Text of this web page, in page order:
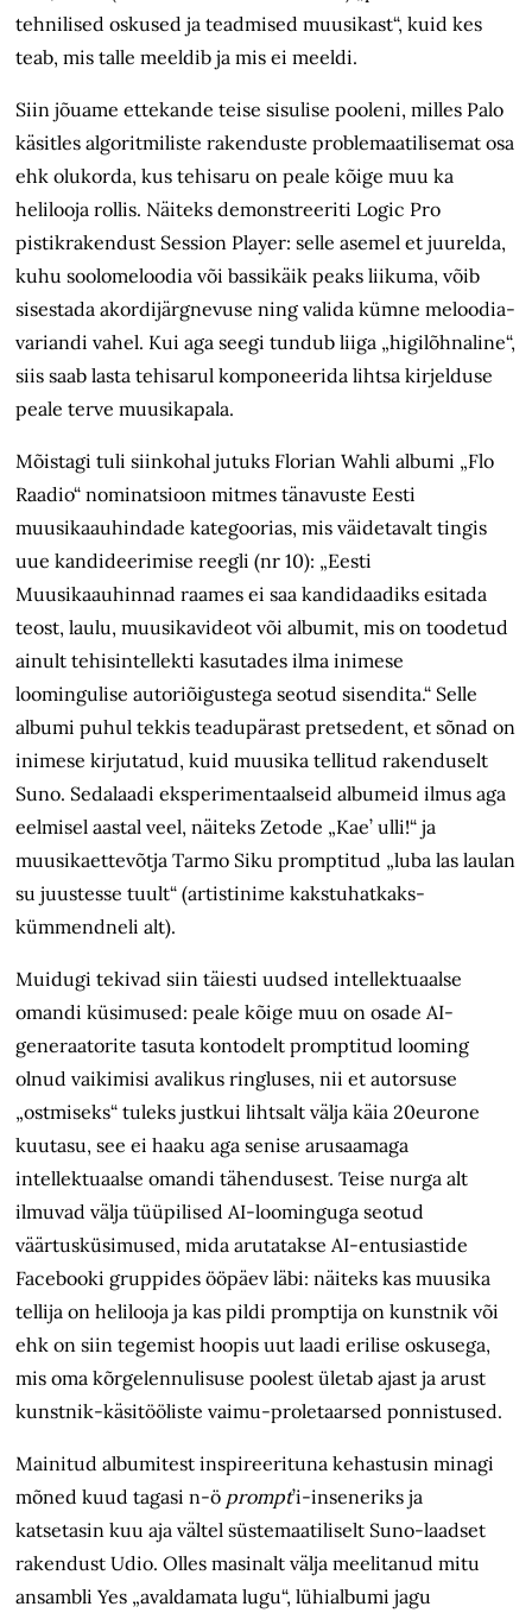
tehnilised oskused ja teadmised muusikast“, kuid kes
teab, mis talle meeldib ja mis ei meeldi.
Siin jõuame ettekande teise sisulise pooleni, milles Palo
käsitles algoritmiliste rakenduste problemaatilisemat osa
ehk olukorda, kus tehisaru on peale kõige muu ka
helilooja rollis. Näiteks demonstreeriti Logic Pro
pistikrakendust Session Player: selle asemel et juurelda,
kuhu soolomeloodia või bassikäik peaks liikuma, võib
sisestada akordijärgnevuse ning valida kümne meloodia­
variandi vahel. Kui aga seegi tundub liiga „higilõhnaline“,
siis saab lasta tehisarul komponeerida lihtsa kirjelduse
peale terve muusikapala.
Mõistagi tuli siinkohal jutuks Florian Wahli albumi „Flo
Raadio“ nominatsioon mitmes tänavuste Eesti
muusikaauhindade kategoorias, mis väidetavalt tingis
uue kandideerimise reegli (nr 10): „Eesti
Muusikaauhinnad raames ei saa kandidaadiks esitada
teost, laulu, muusikavideot või albumit, mis on toodetud
ainult tehisintellekti kasutades ilma inimese
loomingulise autoriõigustega seotud sisendita.“ Selle
albumi puhul tekkis teadupärast pretsedent, et sõnad on
inimese kirjutatud, kuid muusika tellitud rakenduselt
Suno. Sedalaadi eksperimentaalseid albumeid ilmus aga
eelmisel aastal veel, näiteks Zetode „Kae’ ulli!“ ja
muusikaettevõtja Tarmo Siku promptitud „luba las laulan
su juustesse tuult“ (artistinime kakstuhatkaks­
kümmendneli alt).
Muidugi tekivad siin täiesti uudsed intellektuaalse
omandi küsimused: peale kõige muu on osade AI-
generaatorite tasuta kontodelt promptitud looming
olnud vaikimisi avalikus ringluses, nii et autorsuse
„ostmiseks“ tuleks justkui lihtsalt välja käia 20eurone
kuutasu, see ei haaku aga senise arusaamaga
intellektuaalse omandi tähendusest. Teise nurga alt
ilmuvad välja tüüpilised AI-loominguga seotud
väärtusküsimused, mida arutatakse AI-entusiastide
Facebooki gruppides ööpäev läbi: näiteks kas muusika
tellija on helilooja ja kas pildi promptija on kunstnik või
ehk on siin tegemist hoopis uut laadi erilise oskusega,
mis oma kõrgelennulisuse poolest ületab ajast ja arust
kunstnik-käsitööliste vaimu-proletaarsed ponnistused.
Mainitud albumitest inspireerituna kehastusin minagi
mõned kuud tagasi n-ö prompt’i-inseneriks ja
katsetasin kuu aja vältel süstemaatiliselt Suno-laadset
rakendust Udio. Olles masinalt välja meelitanud mitu
ansambli Yes „avaldamata lugu“, lühialbumi jagu